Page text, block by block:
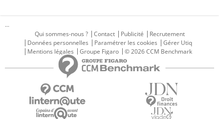
...
Qui sommes-nous ?
Contact Publicité
Recrutement
Données personnelles
Paramétrer les cookies
Gérer Utiq
Mentions légales
Groupe Figaro © 2026 CCM Benchmark